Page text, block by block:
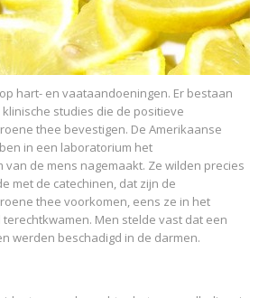
hart- en vaataandoeningen. Er bestaan
studies die de positieve
thee bevestigen. De Amerikaanse
in een laboratorium het
de mens nagemaakt. Ze wilden precies
met de catechinen, dat zijn de
thee voorkomen, eens ze in het
Men stelde vast dat een
werden beschadigd in de darmen.